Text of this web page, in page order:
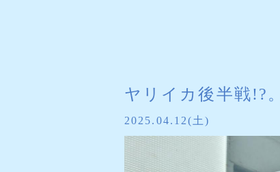
ヤリイカ後半戦!?。
2025.04.12(土)